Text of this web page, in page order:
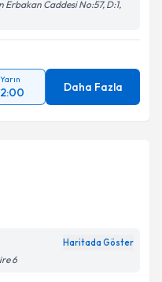
Erbakan Caddesi No:57, D:1,
Yarın
Daha Fazla
Haritada Göster
6